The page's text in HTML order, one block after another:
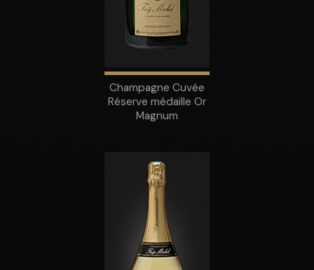
Champagne Cuvée
Réserve médaille Or
Magnum